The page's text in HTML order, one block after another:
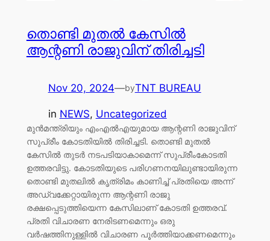
തൊണ്ടി മുതൽ കേസിൽ
ആന്റണി രാജുവിന് തിരിച്ചടി
Nov 20, 2024—byTNT BUREAU
in NEWS, Uncategorized
മുൻമന്ത്രിയും എംഎൽഎയുമായ ആന്റണി രാജുവിന്
സുപ്രീം കോടതിയിൽ തിരിച്ചടി. തൊണ്ടി മുതൽ
കേസിൽ തുടർ നടപടിയാകാമെന്ന് സുപ്രീംകോടതി
ഉത്തരവിട്ടു. കോടതിയുടെ പരിഗണനയിലുണ്ടായിരുന്ന
തൊണ്ടി മുതലിൽ കൃത്രിമം കാണിച്ച് പ്രതിയെ അന്ന്
അഡ്വക്കേറ്റായിരുന്ന ആന്റണി രാജു
രക്ഷപ്പെടുത്തിയെന്ന കേസിലാണ് കോടതി ഉത്തരവ്.
പ്രതി വിചാരണ നേരിടണമെന്നും ഒരു
വർഷത്തിനുള്ളിൽ വിചാരണ പൂർത്തിയാക്കണമെന്നും